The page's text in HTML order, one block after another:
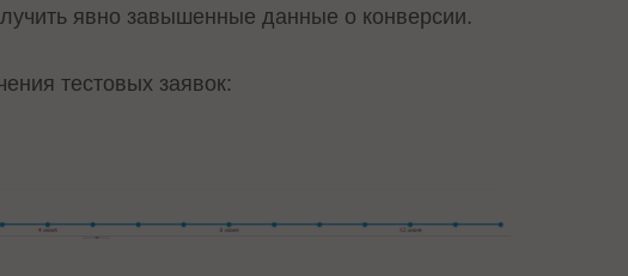
явно завышенные данные о конверсии.
тестовых заявок: